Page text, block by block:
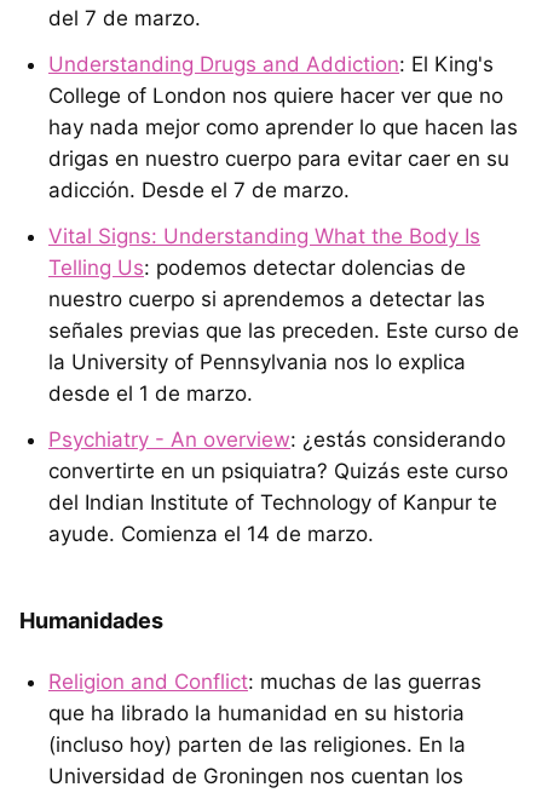
del 7 de marzo.
Understanding Drugs and Addiction: El King's
College of London nos quiere hacer ver que no
hay nada mejor como aprender lo que hacen las
drigas en nuestro cuerpo para evitar caer en su
adicción. Desde el 7 de marzo.
Vital Signs: Understanding What the Body Is
Telling Us: podemos detectar dolencias de
nuestro cuerpo si aprendemos a detectar las
señales previas que las preceden. Este curso de
la University of Pennsylvania nos lo explica
desde el 1 de marzo.
Psychiatry - An overview: ¿estás considerando
convertirte en un psiquiatra? Quizás este curso
del Indian Institute of Technology of Kanpur te
ayude. Comienza el 14 de marzo.
Humanidades
Religion and Conflict: muchas de las guerras
que ha librado la humanidad en su historia
(incluso hoy) parten de las religiones. En la
Universidad de Groningen nos cuentan los